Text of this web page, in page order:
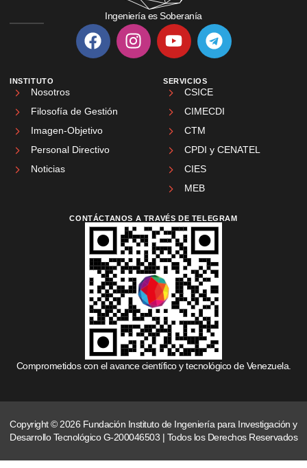
Ingeniería es Soberanía
INSTITUTO
Nosotros
Filosofía de Gestión
Imagen-Objetivo
Personal Directivo
Noticias
SERVICIOS
CSICE
CIMECDI
CTM
CPDI y CENATEL
CIES
MEB
CONTÁCTANOS A TRAVÉS DE TELEGRAM
Comprometidos con el avance científico y tecnológico de Venezuela.
Copyright © 2026 Fundación Instituto de Ingeniería para Investigación y
Desarrollo Tecnológico G-200046503 | Todos los Derechos Reservados